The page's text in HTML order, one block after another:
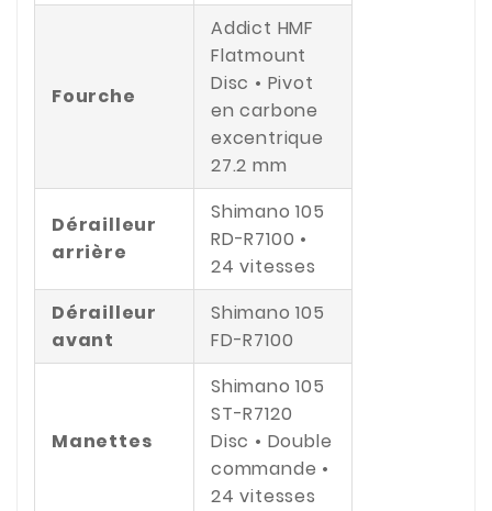
Fourche
Addict HMF
Flatmount
Disc • Pivot
en carbone
excentrique
27.2 mm
Dérailleur
arrière
Shimano 105
RD-R7100 •
24 vitesses
Dérailleur
avant
Shimano 105
FD-R7100
Manettes
Shimano 105
ST-R7120
Disc • Double
commande •
24 vitesses